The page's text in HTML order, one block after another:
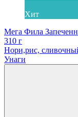
Хит
Мега Фила
310 г
Нори,рис,
Унаги